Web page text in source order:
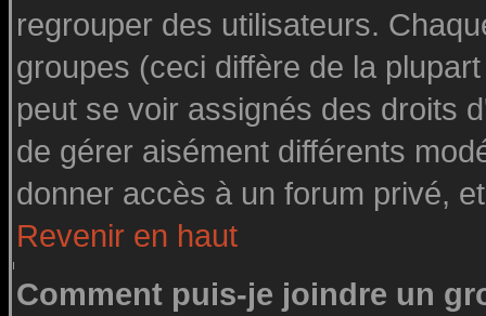
regrouper des utilisateurs.
groupes (ceci diffère de la
peut se voir assignés des droits
de gérer aisément différents
donner accès à un forum privé,
Revenir en haut
Comment puis-je joindre un